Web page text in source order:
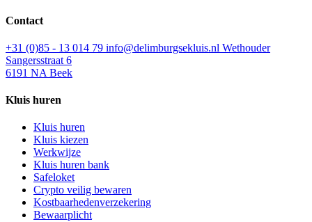
Contact
+31 (0)85 - 13 014 79 info@delimburgsekluis.nl Wethouder
Sangersstraat 6
6191 NA Beek
Kluis huren
Kluis huren
Kluis kiezen
Werkwijze
Kluis huren bank
Safeloket
Crypto veilig bewaren
Kostbaarhedenverzekering
Bewaarplicht